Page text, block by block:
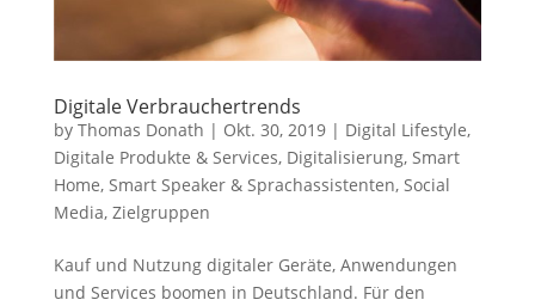
Digitale Verbrauchertrends
by Thomas Donath | Okt. 30, 2019| Digital Lifestyle,
Digitale Produkte & Services, Digitalisierung, Smart
Home, Smart Speaker & Sprachassistenten, Social
Media, Zielgruppen
Kauf und Nutzung digitaler Geräte, Anwendungen
und Services boomen in Deutschland. Für den